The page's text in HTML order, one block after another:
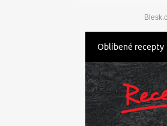
Oblíbené recepty